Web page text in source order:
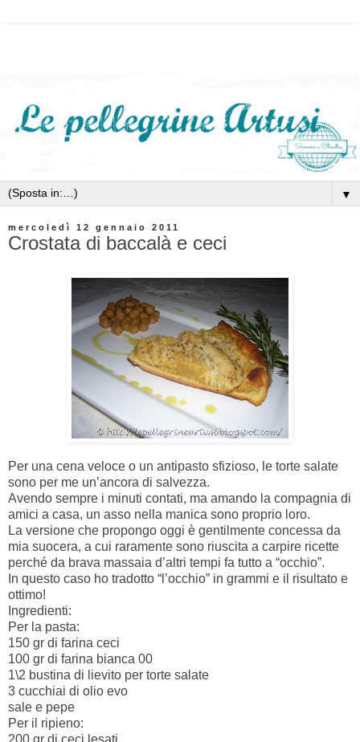
▼
mercoledì 12 gennaio 2011
Crostata di baccalà e ceci
Per una cena veloce o un antipasto sfizioso, le torte salate
sono per me un’ancora di salvezza.
Avendo sempre i minuti contati, ma amando la compagnia di
amici a casa, un asso nella manica sono proprio loro.
La versione che propongo oggi è gentilmente concessa da
mia suocera, a cui raramente sono riuscita a carpire ricette
perché da brava massaia d’altri tempi fa tutto a “occhio”.
In questo caso ho tradotto “l’occhio” in grammi e il risultato e
ottimo!
Ingredienti:
Per la pasta:
150 gr di farina ceci
100 gr di farina bianca 00
1\2 bustina di lievito per torte salate
3 cucchiai di olio evo
sale e pepe
Per il ripieno: